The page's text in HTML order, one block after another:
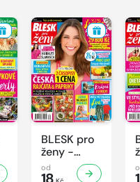
BLESK pro
ženy -
30/2026
od